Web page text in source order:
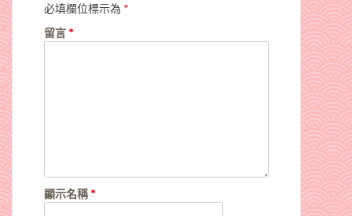
必填欄位標示為 *
留言 *
顯示名稱*